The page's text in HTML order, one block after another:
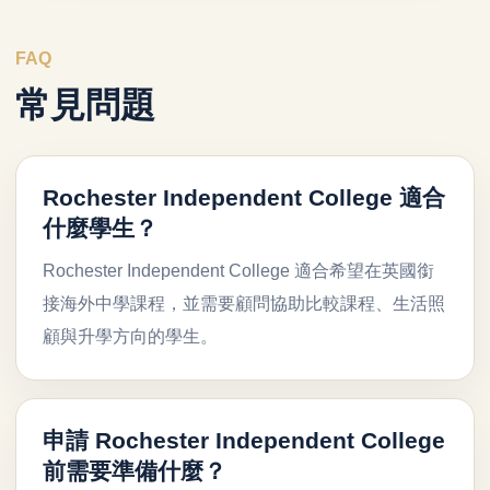
FAQ
常見問題
Rochester Independent College 適合
什麼學生？
Rochester Independent College 適合希望在英國銜
接海外中學課程，並需要顧問協助比較課程、生活照
顧與升學方向的學生。
申請 Rochester Independent College
前需要準備什麼？